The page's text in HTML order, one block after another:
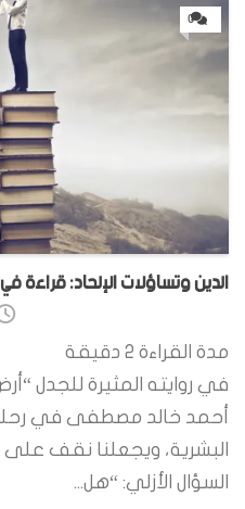
0
الدين وتساؤلات الإلحاد: قراءة
مدة القراءة 2 دقيقة
في روايته المثيرة للجدل
أحمد خالد مصطفى في
البشرية، ويجعلنا نقف
السؤال الأزلي: “هل...